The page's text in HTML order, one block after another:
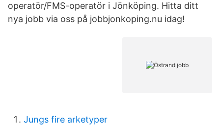
operatör/FMS-operatör i Jönköping. Hitta ditt
nya jobb via oss på jobbjonkoping.nu idag!
Jungs fire arketyper